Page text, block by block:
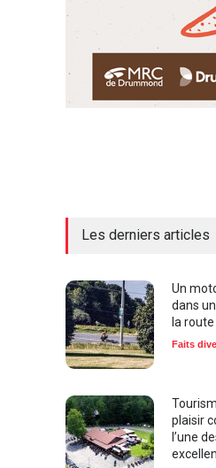
Les derniers articles
Un
dans
la
Faits
plaisir
l’une